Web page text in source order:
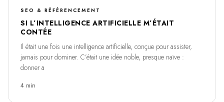
SEO & RÉFÉRENCEMENT
SI L’INTELLIGENCE ARTIFICIELLE M’ÉTAIT
CONTÉE
Il était une fois une intelligence artificielle, conçue pour assister,
jamais pour dominer. C’était une idée noble, presque naïve :
donner a
4 min